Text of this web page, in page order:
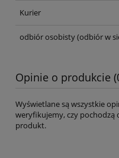
Kurier
odbiór osobisty(odbiór w
Opinie o produkcie
Wyświetlane są wszystkie
weryfikujemy, czy
produkt.